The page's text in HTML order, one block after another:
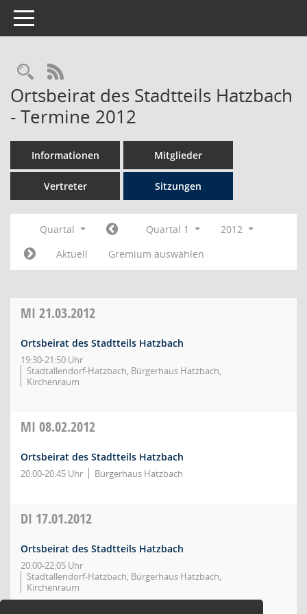
Toggle navigation
Rechercheauswahl
RSS-Feed
Ortsbeirat des Stadtteils Hatzbach
- Termine 2012
Informationen Mitglieder
Vertreter Sitzungen
Quartal Quartal 1
2012
Aktuell
Gremium auswählen
MI 21.03.2012
Ortsbeirat des Stadtteils Hatzbach
19:30-21:50 Uhr
Stadtallendorf-Hatzbach, Bürgerhaus Hatzbach,
Kirchenraum
MI 08.02.2012
Ortsbeirat des Stadtteils Hatzbach
20:00-20:45 Uhr Bürgerhaus Hatzbach
DI 17.01.2012
Ortsbeirat des Stadtteils Hatzbach
20:00-22:05 Uhr
Stadtallendorf-Hatzbach, Bürgerhaus Hatzbach,
Kirchenraum